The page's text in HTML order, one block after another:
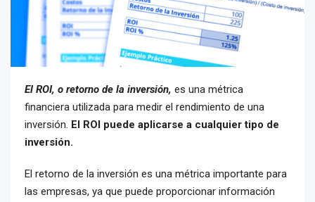
El ROI, o retorno de la inversión, es una métrica
financiera utilizada para medir el rendimiento de una
inversión. El ROI puede aplicarse a cualquier tipo de
inversión.
El retorno de la inversión es una métrica importante para
las empresas, ya que puede proporcionar información